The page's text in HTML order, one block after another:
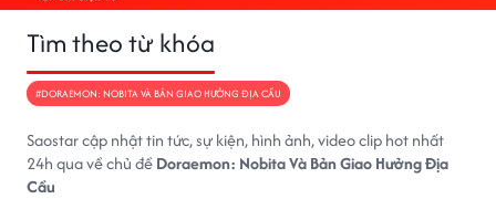
Tìm theo từ khóa
#DORAEMON: NOBITA VÀ BẢN GIAO HƯỞNG ĐỊA CẦU
Saostar cập nhật tin tức, sự kiện, hình ảnh, video clip hot nhất
24h qua về chủ đềDoraemon: Nobita Và Bản Giao Hưởng Địa
Cầu